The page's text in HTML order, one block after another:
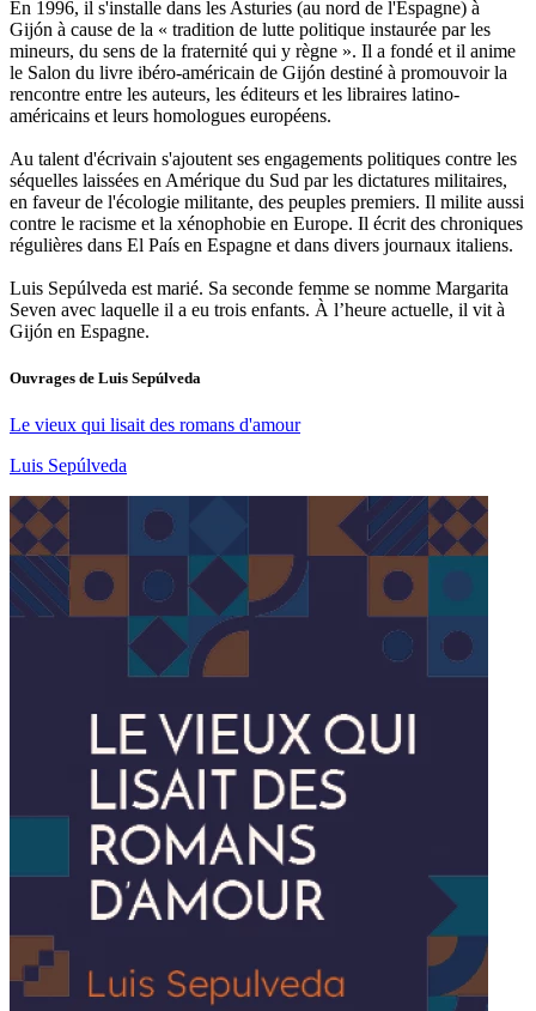
En 1996, il s'installe dans les Asturies (au nord de l'Espagne) à
Gijón à cause de la « tradition de lutte politique instaurée par les
mineurs, du sens de la fraternité qui y règne ». Il a fondé et il anime
le Salon du livre ibéro-américain de Gijón destiné à promouvoir la
rencontre entre les auteurs, les éditeurs et les libraires latino-
américains et leurs homologues européens.
Au talent d'écrivain s'ajoutent ses engagements politiques contre les
séquelles laissées en Amérique du Sud par les dictatures militaires,
en faveur de l'écologie militante, des peuples premiers. Il milite aussi
contre le racisme et la xénophobie en Europe. Il écrit des chroniques
régulières dans El País en Espagne et dans divers journaux italiens.
Luis Sepúlveda est marié. Sa seconde femme se nomme Margarita
Seven avec laquelle il a eu trois enfants. À l’heure actuelle, il vit à
Gijón en Espagne.
Ouvrages de Luis Sepúlveda
Le vieux qui lisait des romans d'amour
Luis Sepúlveda